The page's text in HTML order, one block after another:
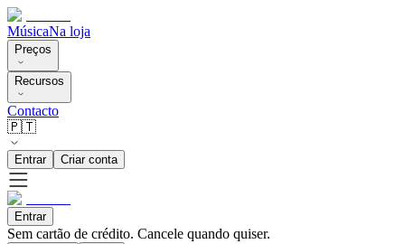
MúsicaNa loja
Preços
Recursos
Contacto
🇵🇹
Entrar Criar conta
Entrar
Sem cartão de crédito. Cancele quando quiser.